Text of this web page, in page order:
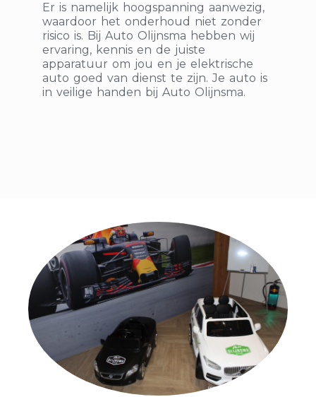
Er is namelijk hoogspanning aanwezig,
waardoor het onderhoud niet zonder
risico is. Bij Auto Olijnsma hebben wij
ervaring, kennis en de juiste
apparatuur om jou en je elektrische
auto goed van dienst te zijn. Je auto is
in veilige handen bij Auto Olijnsma.